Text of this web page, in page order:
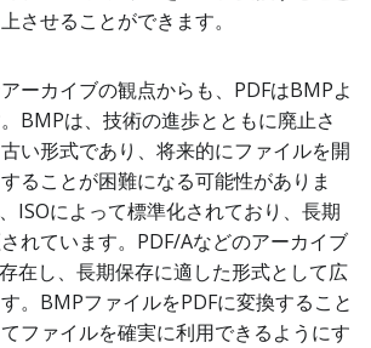
させることができます。
ーカイブの観点からも、PDFはBMPよ
BMPは、技術の進歩とともに廃止さ
い形式であり、将来的にファイルを開
ることが困難になる可能性がありま
ISOによって標準化されており、長期
れています。PDF/Aなどのアーカイブ
在し、長期保存に適した形式として広
。BMPファイルをPDFに変換すること
ファイルを確実に利用できるようにす